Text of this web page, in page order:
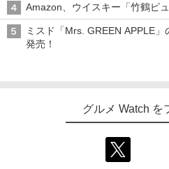
Amazon、ウイスキー「竹鶴ピ
ミスド「Mrs. GREEN APPLE
発売！
グルメ Watch を